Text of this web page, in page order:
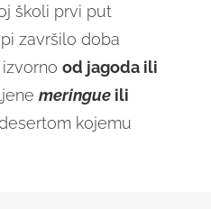
školi prvi put
završilo doba
od jagoda ili
meringueili
kojemu